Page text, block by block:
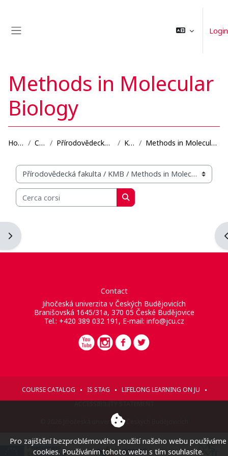
Login
Apri il cassetto del blocco
Methods in Molecular
Biology
Home Corsi Přírodovědecká fakulta KMB Methods in Molecular Biology
Categorie di corso
Cerca corsi
Cerca corsi
Contact
Jihočeská univerzita v Českých Budějovicích
Branišovská 1645/31a, 370 05 České Budějovice
Tel.: +420 389 032 191, E-mail: info@jcu.cz
COURSE CATALOG IS STAG
LIFELONG LEARNING ON JU
© 2026 Jihočeská univerzita v Českých Budějovicích
Pro zajištění bezproblémového použití našeho webu používáme
cookies. Používáním tohoto webu s tím souhlasíte.